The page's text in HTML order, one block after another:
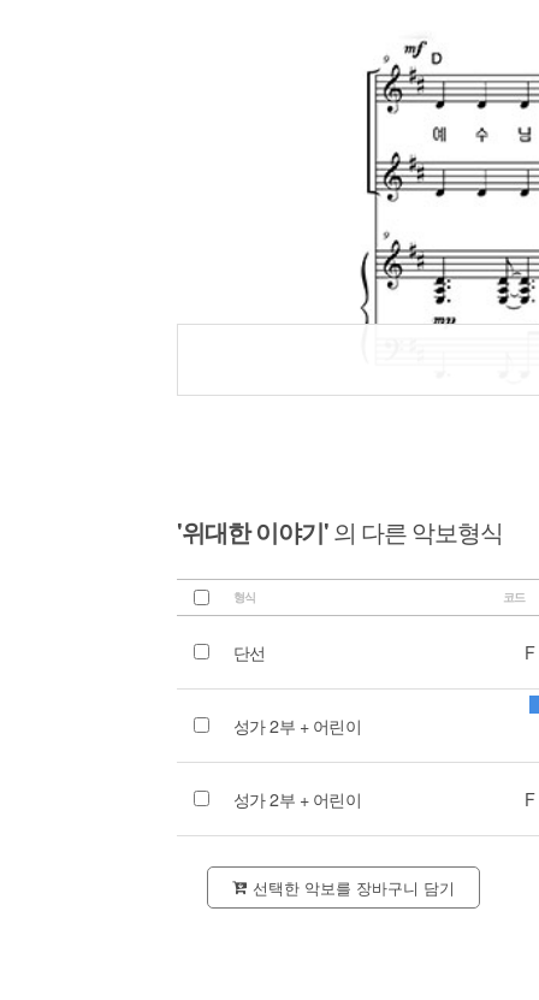
'위대한 이야기'의 다른 악보형식
형식 코드
단선
성가 2부 + 어린이
성가 2부 + 어린이
선택한 악보를 장바구니 담기